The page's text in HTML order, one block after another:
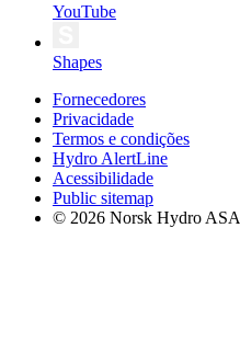
YouTube
Shapes
Fornecedores
Privacidade
Termos e condições
Hydro AlertLine
Acessibilidade
Public sitemap
© 2026 Norsk Hydro ASA